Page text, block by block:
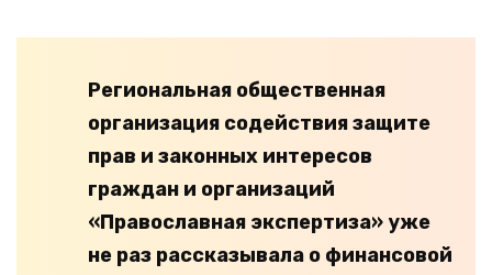
Региональная общественная
организация содействия защите
прав и законных интересов
граждан и организаций
«Православная экспертиза» уже
не раз рассказывала о финансовой